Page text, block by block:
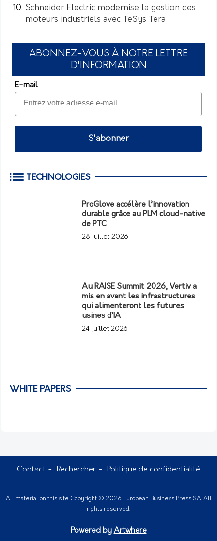
Schneider Electric modernise la gestion des
moteurs industriels avec TeSys Tera
ABONNEZ-VOUS À NOTRE LETTRE
D'INFORMATION
E-mail
S'abonner
TECHNOLOGIES
ProGlove accélère l’innovation
durable grâce au PLM cloud-native
de PTC
28 juillet 2026
Au RAISE Summit 2026, Vertiv a
mis en avant les infrastructures
qui alimenteront les futures
usines d’IA
24 juillet 2026
WHITE PAPERS
Contact Rechercher Politique de confidentialité
All material on this site Copyright © 2026 European Business Press SA. All
rights reserved.
Powered by Artwhere